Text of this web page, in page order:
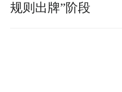
规则出牌”阶段